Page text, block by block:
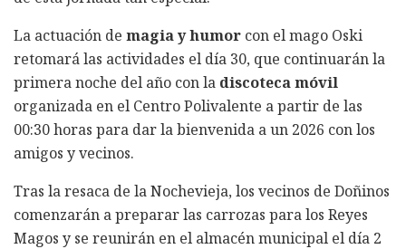
La actuación de magia y humor con el mago Oski
retomará las actividades el día 30, que continuarán la
primera noche del año con la discoteca móvil
organizada en el Centro Polivalente a partir de las
00:30 horas para dar la bienvenida a un 2026 con los
amigos y vecinos.
Tras la resaca de la Nochevieja, los vecinos de Doñinos
comenzarán a preparar las carrozas para los Reyes
Magos y se reunirán en el almacén municipal el día 2